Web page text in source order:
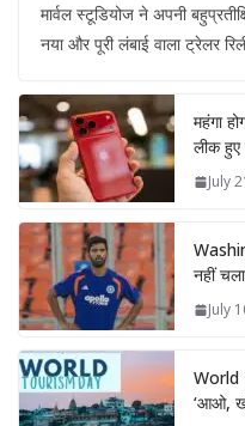
मार्वल स्टूडियोज ने अपनी
नया और पूरी लंबाई वाला ट्रेलर
महंगा
लीक हुए
July
नहीं
July
World
‘आओ,